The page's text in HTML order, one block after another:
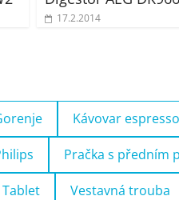
17.2.2014
Kávovar espresso
Pračka s předním
Tablet Vestavná trouba